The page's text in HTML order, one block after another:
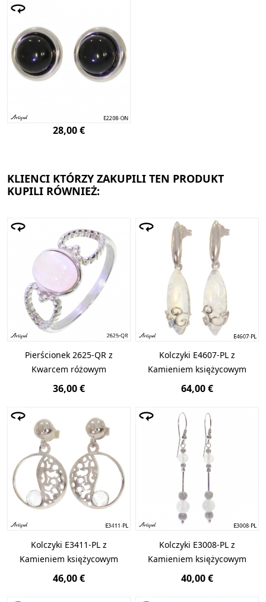
28,00 €
KLIENCI KTÓRZY ZAKUPILI TEN PRODUKT
KUPILI RÓWNIEŻ:
Pierścionek 2625-QR z
Kwarcem różowym
36,00 €
Kolczyki E4607-PL z
Kamieniem księżycowym
64,00 €
Kolczyki E3411-PL z
Kamieniem księżycowym
46,00 €
Kolczyki E3008-PL z
Kamieniem księżycowym
40,00 €